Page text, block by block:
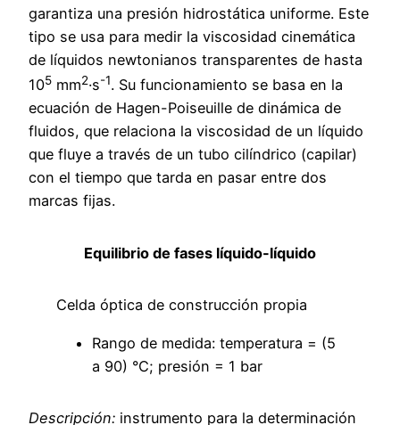
garantiza una presión hidrostática uniforme. Este
tipo se usa para medir la viscosidad cinemática
de líquidos newtonianos transparentes de hasta
105 mm2·s-1. Su funcionamiento se basa en la
ecuación de Hagen-Poiseuille de dinámica de
fluidos, que relaciona la viscosidad de un líquido
que fluye a través de un tubo cilíndrico (capilar)
con el tiempo que tarda en pasar entre dos
marcas fijas.
Equilibrio de fases líquido-líquido
Celda óptica de construcción propia
Rango de medida: temperatura = (5
a 90) °C; presión = 1 bar
Descripción: instrumento para la determinación